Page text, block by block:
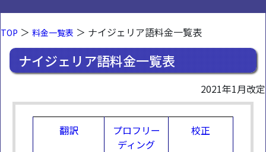
TOP ＞ 料金一覧表 ＞ ナイジェリア語料金一覧表
ナイジェリア語料金一覧表
2021年1月改定
翻訳
プロフリー
ディング
校正